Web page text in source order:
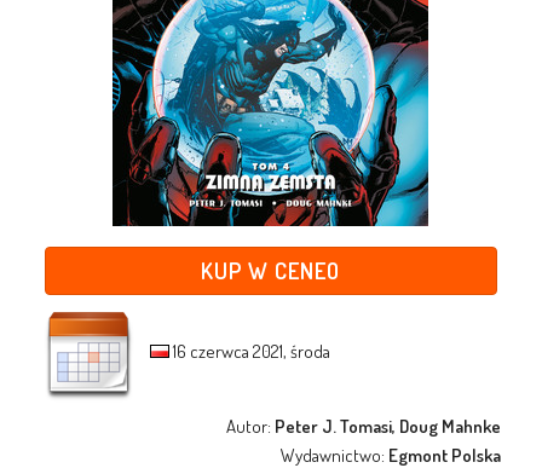
KUP W CENEO
16 czerwca 2021, środa
Autor: Peter J. Tomasi, Doug Mahnke
Wydawnictwo: Egmont Polska